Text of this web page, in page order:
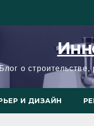
Блог о
И ДИЗАЙН